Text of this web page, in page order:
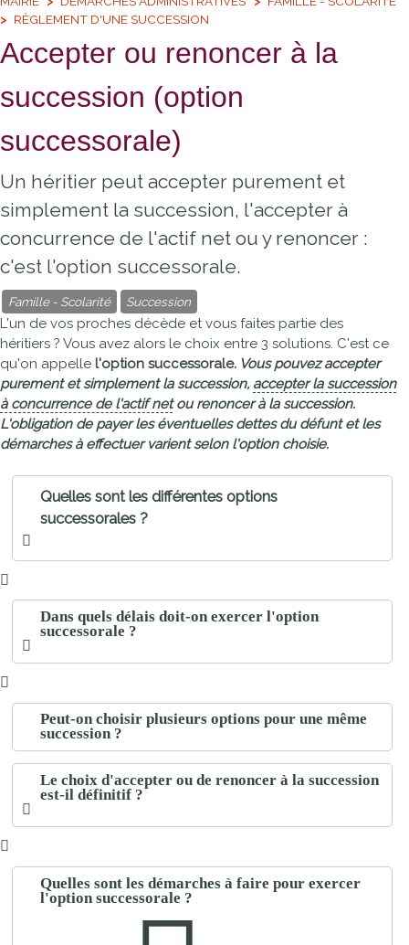
RÈGLEMENT D'UNE SUCCESSION
Accepter ou renoncer à la
succession (option
successorale)
Un héritier peut accepter purement et
simplement la succession, l'accepter à
concurrence de l'actif net ou y renoncer :
c'est l'option successorale.
Famille - Scolarité Succession
L'un de vos proches décède et vous faites partie des
héritiers ? Vous avez alors le choix entre 3 solutions. C'est ce
qu'on appelle l'option successorale. Vous pouvez accepter
purement et simplement la succession, accepter la succession
à concurrence de l'actif netou renoncer à la succession.
L'obligation de payer les éventuelles dettes du défunt et les
démarches à effectuer varient selon l'option choisie.
Quelles sont les différentes options
successorales ?
Dans quels délais doit-on exercer l'option
successorale ?
Peut-on choisir plusieurs options pour une même
succession ?
Le choix d'accepter ou de renoncer à la succession
est-il définitif ?
Quelles sont les démarches à faire pour exercer
l'option successorale ?